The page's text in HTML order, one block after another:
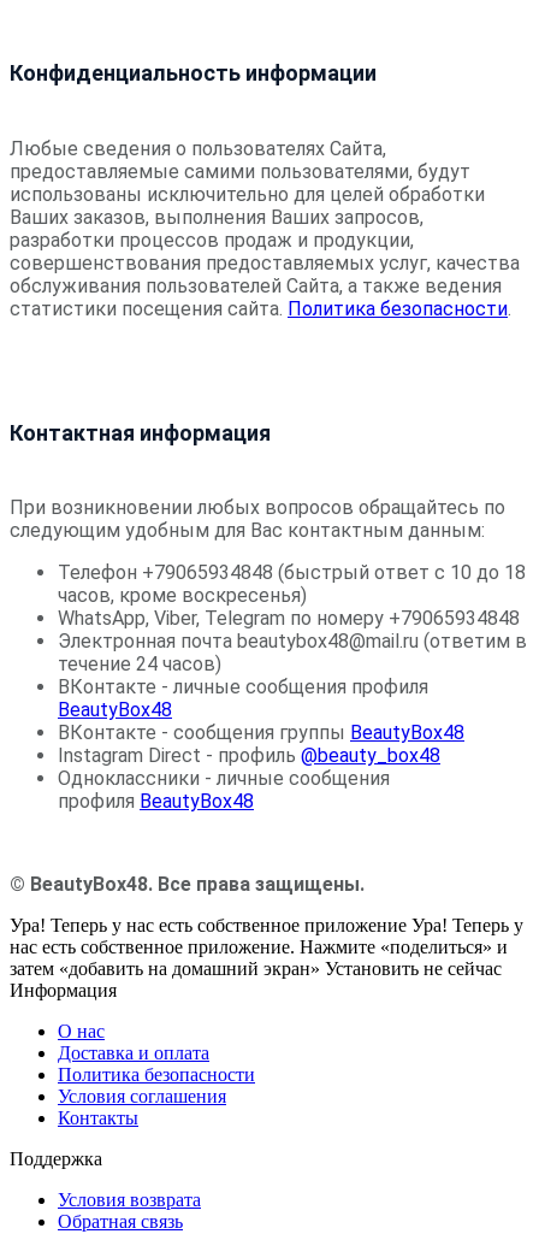
Конфиденциальность информации
Любые сведения о пользователях Сайта,
предоставляемые самими пользователями, будут
использованы исключительно для целей обработки
Ваших заказов, выполнения Ваших запросов,
разработки процессов продаж и продукции,
совершенствования предоставляемых услуг, качества
обслуживания пользователей Сайта, а также ведения
статистики посещения сайта. Политика безопасности.
Контактная информация
При возникновении любых вопросов обращайтесь по
следующим удобным для Вас контактным данным:
Телефон +79065934848 (быстрый ответ с 10 до 18
часов, кроме воскресенья)
WhatsApp, Viber, Telegram по номеру +79065934848
Электронная почта beautybox48@mail.ru (ответим в
течение 24 часов)
ВКонтакте - личные сообщения профиля
BeautyBox48
ВКонтакте - сообщения группы BeautyBox48
Instagram Direct - профиль @beauty_box48
Одноклассники - личные сообщения
профиля BeautyBox48
© BeautyBox48. Все права защищены.
Ура! Теперь у нас есть собственное приложение Ура! Теперь у
нас есть собственное приложение. Нажмите «поделиться» и
затем «добавить на домашний экран» Установить не сейчас
Информация
О нас
Доставка и оплата
Политика безопасности
Условия соглашения
Контакты
Поддержка
Условия возврата
Обратная связь